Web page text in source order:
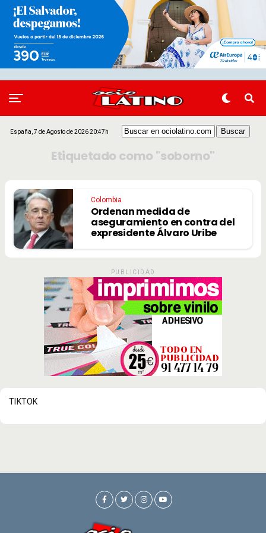
España, 7 de Agosto de 2026 20:47h
Etiquetado como "soborno"
Colombia
Ordenan medida de
aseguramiento en contra del
expresidente Álvaro Uribe
PUBLICIDAD
TIKTOK